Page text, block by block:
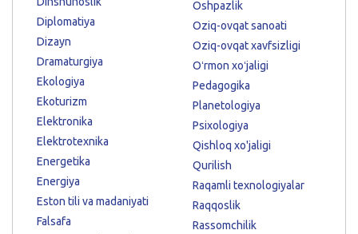
Diplomatiya
Dizayn
Dramaturgiya
Ekologiya
Ekoturizm
Elektronika
Elektrotexnika
Energetika
Energiya
Eston tili va madaniyati
Falsafa
Oshpazlik
Oziq-ovqat sanoati
Oziq-ovqat xavfsizligi
Oʻrmon xoʻjaligi
Pedagogika
Planetologiya
Psixologiya
Qishloq xo'jaligi
Qurilish
Raqamli texnologiyalar
Raqqoslik
Rassomchilik